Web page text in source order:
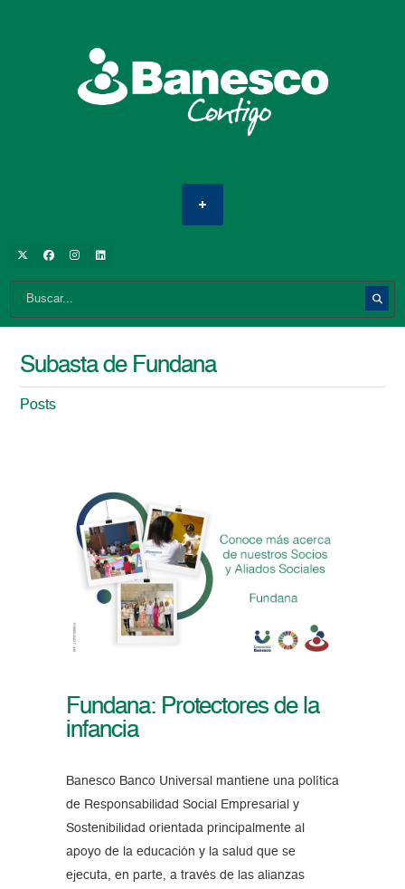
Subasta de Fundana
Posts
Fundana: Protectores de la
infancia
Banesco Banco Universal mantiene una política
de Responsabilidad Social Empresarial y
Sostenibilidad orientada principalmente al
apoyo de la educación y la salud que se
ejecuta, en parte, a través de las alianzas